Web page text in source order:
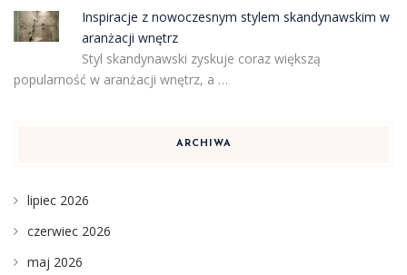
Inspiracje z nowoczesnym stylem skandynawskim w
aranżacji wnętrz
Styl skandynawski zyskuje coraz większą
popularność w aranżacji wnętrz, a …
ARCHIWA
lipiec 2026
czerwiec 2026
maj 2026